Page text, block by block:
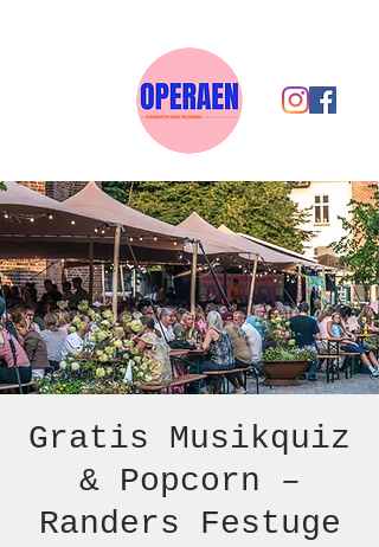
Gratis Musikquiz
& Popcorn –
Randers Festuge